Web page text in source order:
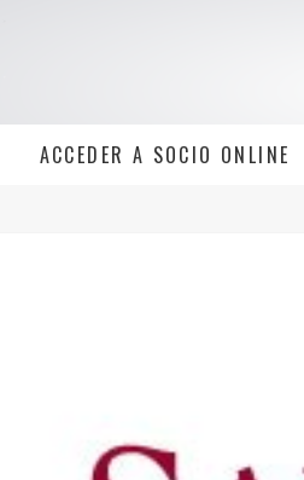
ACCEDER A SOCIO ONLINE